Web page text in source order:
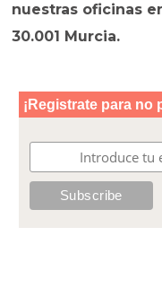
nuestras oficinas
30.001 Murcia.